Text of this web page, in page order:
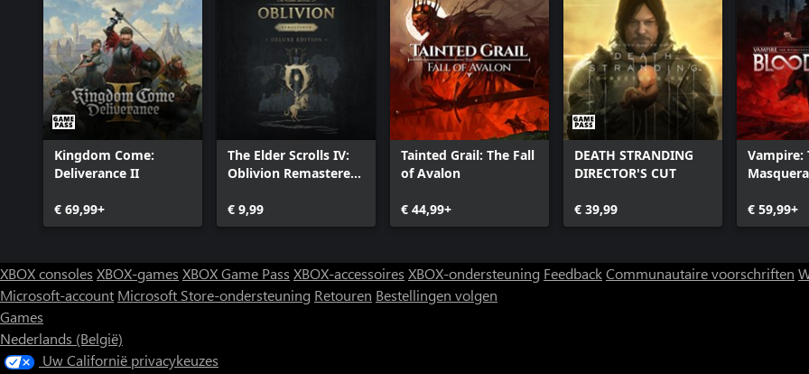
Kingdom
Kingdom
Seasons
Kingdom
Kingdom
the Past
Kingdom
Kingdom
Kingdom
Kingdom
Kingdom Come:
Deliverance II
€ 69,99+
The Elder Scrolls IV:
Oblivion Remastered
Upgrade
€ 9,99
Tainted Grail: The Fall
of Avalon
€ 44,99+
DEATH STRANDING
DIRECTOR'S CUT
€ 39,99
Vampire:
€ 59,99+
XBOX consoles XBOX-games XBOX Game Pass XBOX-accessoires XBOX-ondersteuning FeedbackCommunautaire voorschriften
Microsoft-account Microsoft Store-ondersteuning Retouren Bestellingen volgen
Games
Nederlands (België)
Uw Californië privacykeuzes